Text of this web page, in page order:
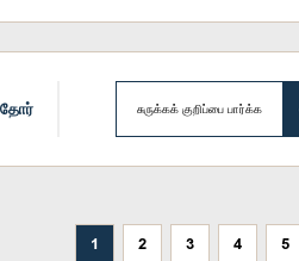
சுருக்கக் குறிப்பை பார்க்க
1 2 3 4 5